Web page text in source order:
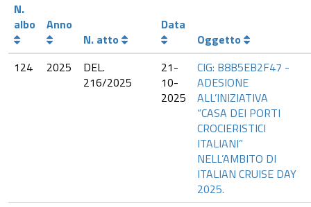
N.
albo
Anno
N. atto
Data
Oggetto
124
2025
DEL.
216/2025
21-
10-
2025
CIG: B8B5EB2F47 -
ADESIONE
ALL’INIZIATIVA
“CASA DEI PORTI
CROCIERISTICI
ITALIANI”
NELL’AMBITO DI
ITALIAN CRUISE DAY
2025.